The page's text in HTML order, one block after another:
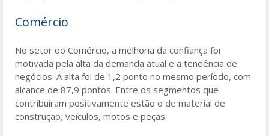
Comércio
No setor do Comércio, a melhoria da confiança foi
motivada pela alta da demanda atual e a tendência de
negócios. A alta foi de 1,2 ponto no mesmo período, com
alcance de 87,9 pontos. Entre os segmentos que
contribuíram positivamente estão o de material de
construção, veículos, motos e peças.